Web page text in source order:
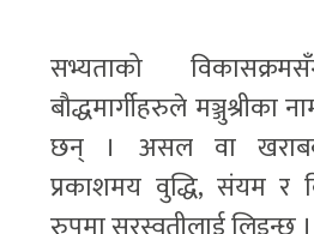
सभ्यताको
बौद्धमार्गीहरुले मञ्जुश्रीका
छन् । असल वा
प्रकाशमय वुद्धि, संयम र